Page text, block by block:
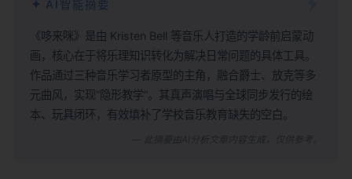
AI智能摘要
《哆来咪》是由 Kristen Bell 等音乐人打造的学龄前启蒙动
画，核心在于将乐理知识转化为解决日常问题的具体工具。
作品通过三种音乐学习者原型的主角，融合爵士、放克等多
元曲风，实现“隐形教学”。其真声演唱与全球同步发行的绘
本、玩具闭环，有效填补了学校音乐教育缺失的空白。